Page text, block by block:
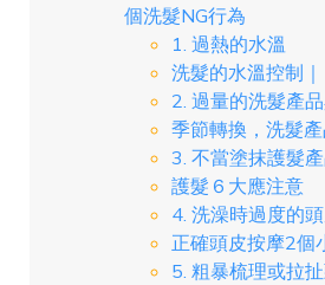
個洗髮NG行為
1. 過熱的水溫
洗髮的水溫控制
2. 過量的洗髮產
季節轉換，洗髮
3. 不當塗抹護髮
護髮６大應注意
4. 洗澡時過度的
正確頭皮按摩2個
5. 粗暴梳理或拉